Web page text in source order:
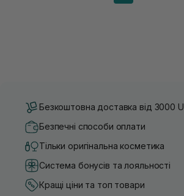
Безкоштовна доставка від 3000
Безпечні способи оплати
Тільки оригінальна косметика
Система бонусів та лояльності
Кращі ціни та топ товари